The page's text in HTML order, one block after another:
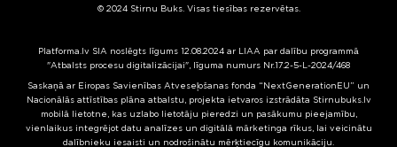
© 2024 Stirnu Buks. Visas tiesības rezervētas.
Platforma.lv SIA noslēgts līgums 12.08.2024 ar LIAA par dalību programmā
"Atbalsts procesu digitalizācijai", līguma numurs Nr.17.2-5-L-2024/468
Saskaņā ar Eiropas Savienības Atveseļošanas fonda “NextGenerationEU” un
Nacionālās attīstības plāna atbalstu, projekta ietvaros izstrādāta Stirnubuks.lv
mobilā lietotne, kas uzlabo lietotāju pieredzi un pasākumu pieejamību,
vienlaikus integrējot datu analīzes un digitālā mārketinga rīkus, lai veicinātu
dalībnieku iesaisti un nodrošinātu mērķtiecīgu komunikāciju.